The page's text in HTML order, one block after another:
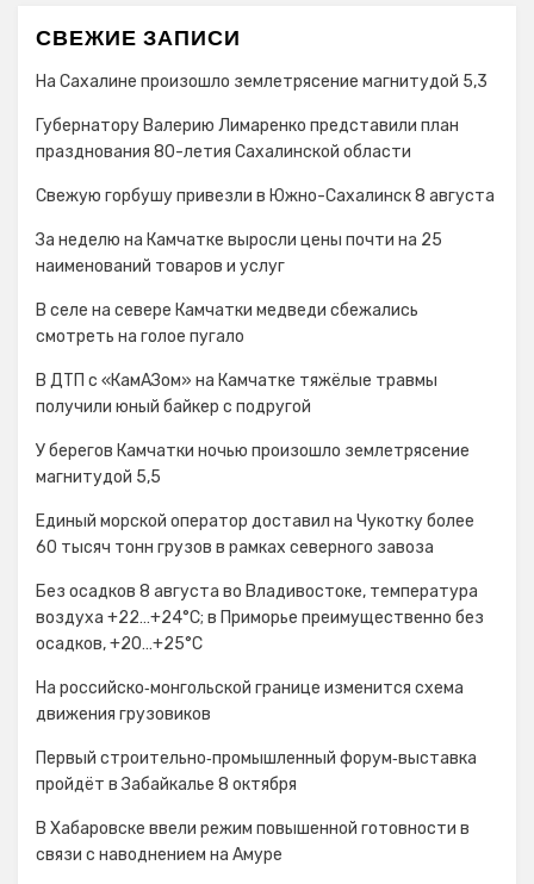
СВЕЖИЕ ЗАПИСИ
На Сахалине произошло землетрясение магнитудой 5,3
Губернатору Валерию Лимаренко представили план
празднования 80-летия Сахалинской области
Свежую горбушу привезли в Южно-Сахалинск 8 августа
За неделю на Камчатке выросли цены почти на 25
наименований товаров и услуг
В селе на севере Камчатки медведи сбежались
смотреть на голое пугало
В ДТП с «КамАЗом» на Камчатке тяжёлые травмы
получили юный байкер с подругой
У берегов Камчатки ночью произошло землетрясение
магнитудой 5,5
Единый морской оператор доставил на Чукотку более
60 тысяч тонн грузов в рамках северного завоза
Без осадков 8 августа во Владивостоке, температура
воздуха +22…+24°С; в Приморье преимущественно без
осадков, +20…+25°C
На российско‑монгольской границе изменится схема
движения грузовиков
Первый строительно‑промышленный форум‑выставка
пройдёт в Забайкалье 8 октября
В Хабаровске ввели режим повышенной готовности в
связи с наводнением на Амуре